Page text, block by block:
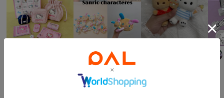
こ ん 153cm
ブルベ夏